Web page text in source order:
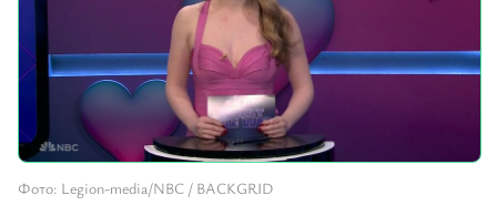
Фото: Legion-media/NBC / BACKGRID